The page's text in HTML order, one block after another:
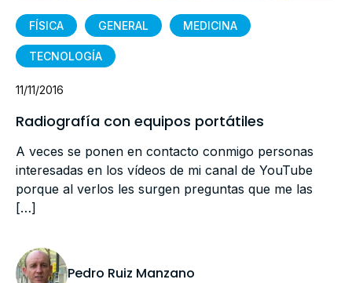
FÍSICA GENERAL MEDICINA
TECNOLOGÍA
11/11/2016
Radiografía con equipos portátiles
A veces se ponen en contacto conmigo personas
interesadas en los vídeos de mi canal de YouTube
porque al verlos les surgen preguntas que me las
[…]
Pedro Ruiz Manzano